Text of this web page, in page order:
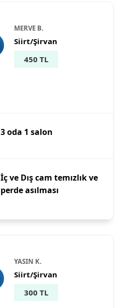
MERVE B.
Siirt/Şirvan
450 TL
3 oda 1 salon
İç ve Dış cam temızlık ve
perde asılması
YASIN K.
Siirt/Şirvan
300 TL